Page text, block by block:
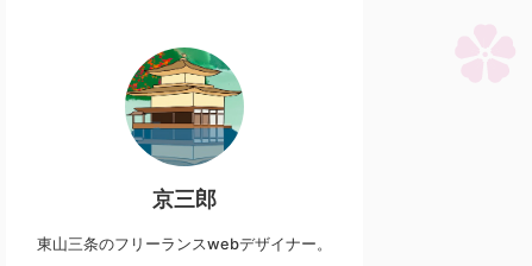
2026/7/13
祇園祭 7/13 久世駒形稚児社
参 素戔嗚尊の荒御魂を祀る綾
戸國中神社の駒形稚児
祇園祭の前祭山鉾巡行で巡行をす
京三郎
東山三条のフリーランスwebデザイナー。